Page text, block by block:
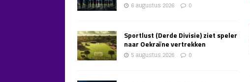
6 augustus 2026 0
Sportlust (Derde Divisie) ziet speler
naar Oekraïne vertrekken
5 augustus 2026 0